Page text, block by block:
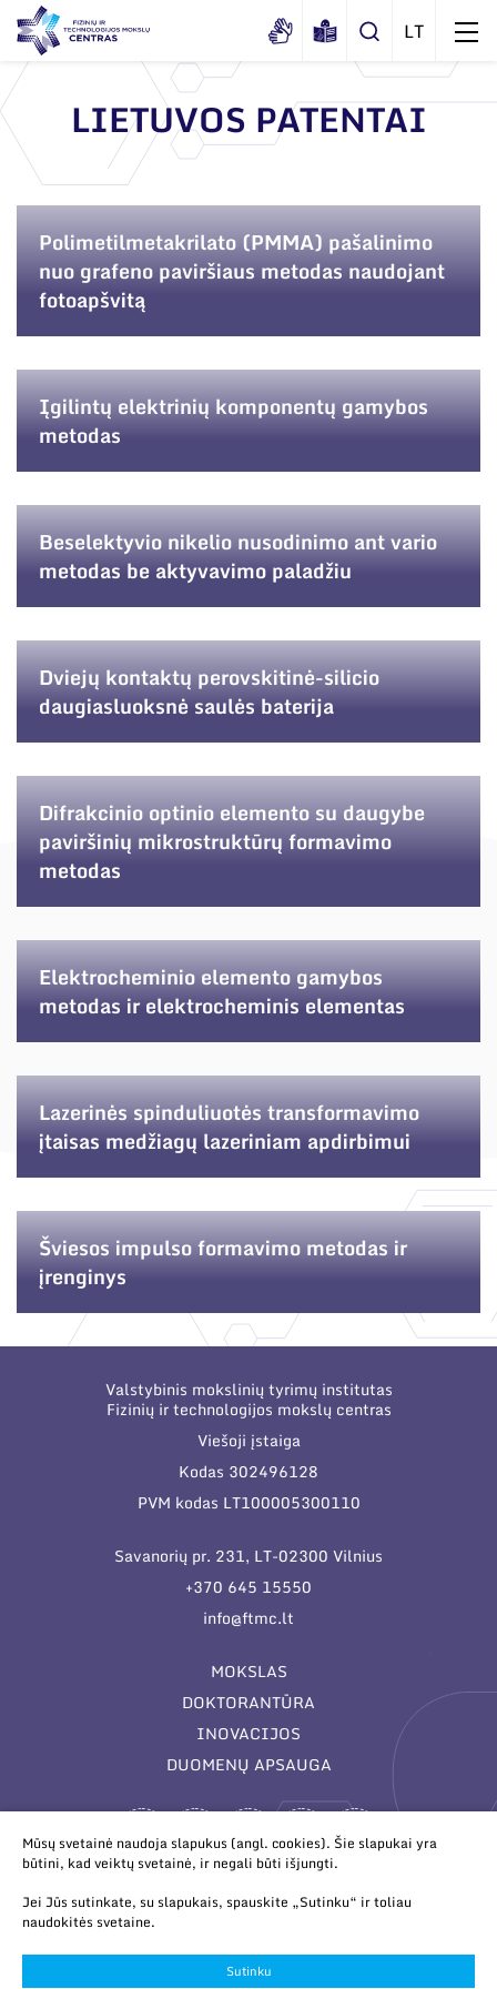
Apie mus
Dokumentai
Sertifikatai ir akreditavimo pažymėjimai
Viešieji pirkimai
Duomenų apsauga
Darbuotojams
Narystė nacionalinėse ir tarptautinėse
organizacijose bei asociacijose
Struktūra
Administracija
Administraciniai skyriai
Moksliniai skyriai
Mokslo taryba
Tarptautinė patarėjų taryba
Naujienos
Renginiai
Tinklalaidės
Leidiniai
Bendri rekvizitai
Administracija
LIETUVOS PATENTAI
Polimetilmetakrilato (PMMA) pašalinimo
nuo grafeno paviršiaus metodas naudojant
fotoapšvitą
Įgilintų elektrinių komponentų gamybos
metodas
Beselektyvio nikelio nusodinimo ant vario
metodas be aktyvavimo paladžiu
Dviejų kontaktų perovskitinė-silicio
daugiasluoksnė saulės baterija
Difrakcinio optinio elemento su daugybe
paviršinių mikrostruktūrų formavimo
metodas
Elektrocheminio elemento gamybos
metodas ir elektrocheminis elementas
Lazerinės spinduliuotės transformavimo
įtaisas medžiagų lazeriniam apdirbimui
Šviesos impulso formavimo metodas ir
įrenginys
Valstybinis mokslinių tyrimų institutas
Fizinių ir technologijos mokslų centras
Viešoji įstaiga
Kodas 302496128
PVM kodas LT100005300110
Savanorių pr. 231, LT-02300 Vilnius
+370 645 15550
info@ftmc.lt
MOKSLAS
DOKTORANTŪRA
INOVACIJOS
DUOMENŲ APSAUGA
© 2026 Valstybinis mokslinių tyrimų institutas Fizinių ir
technologijos mokslų centras. Duomenys kaupiami ir saugomi
Juridinių asmenų registre.
Mūsų svetainė naudoja slapukus (angl. cookies). Šie slapukai yra
būtini, kad veiktų svetainė, ir negali būti išjungti.
Jei Jūs sutinkate, su slapukais, spauskite „Sutinku“ ir toliau
naudokitės svetaine.
Sutinku